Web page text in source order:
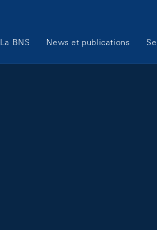
Main Navigation
La BNS News et publications